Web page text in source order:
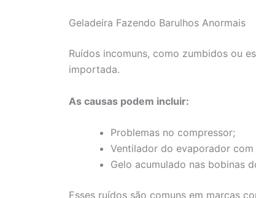
Geladeira Fazendo Barulhos Anormais
Ruídos incomuns, como zumbidos ou
importada.
As causas podem incluir:
Problemas no compressor;
Ventilador do evaporador com
Gelo acumulado nas bobinas
Esses ruídos são comuns em marcas